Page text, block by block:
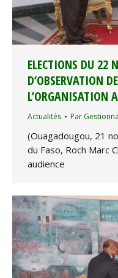
ELECTIONS DU 22
D’OBSERVATION
L’ORGANISATION
Actualités Par
(Ouagadougou, 21
du Faso, Roch Marc
audience